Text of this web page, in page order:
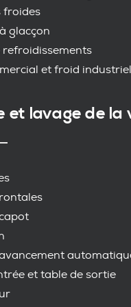
froides
glacçon
refroidissements
et froid industriel
et lavage de la
et table de sortie